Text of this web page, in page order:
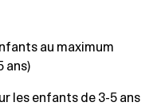
au maximum
ans)
les enfants de 3-5 ans